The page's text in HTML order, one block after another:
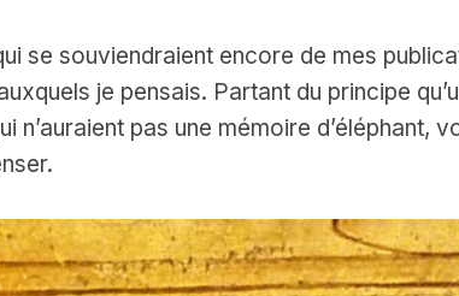
se souviendraient encore de mes
je pensais. Partant du principe
n’auraient pas une mémoire d’éléphant,